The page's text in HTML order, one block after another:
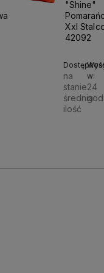
"Shine"
Xxl
42092
na
stanie
średnia
ilość
w:
24